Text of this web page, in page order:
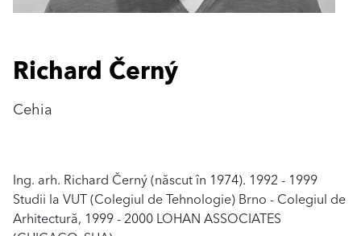
Richard Černý
Cehia
Ing. arh. Richard Černý (născut în 1974). 1992 - 1999
Studii la VUT (Colegiul de Tehnologie) Brno - Colegiul de
Arhitectură, 1999 - 2000 LOHAN ASSOCIATES